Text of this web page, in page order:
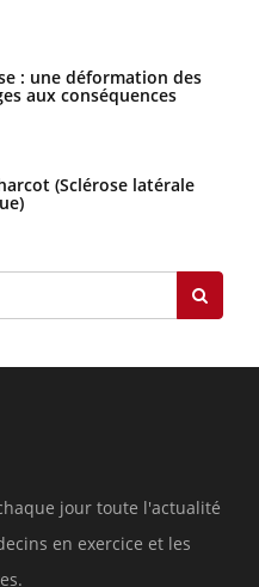
: une déformation des
aux conséquences
(Sclérose latérale
jour toute l'actualité
en exercice et les